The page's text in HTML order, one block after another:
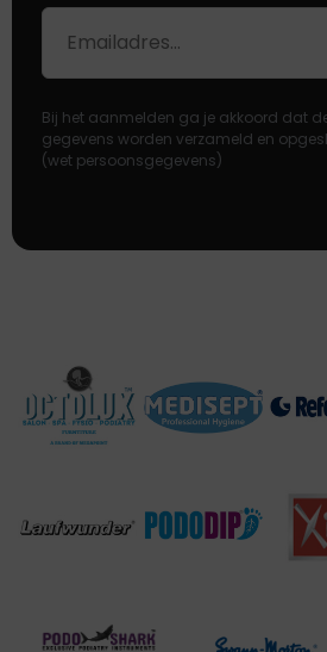
E-
mailadres
Bij het aanmelden ga je akkoord dat
gegevens worden verzameld en
(wet persoonsgegevens)